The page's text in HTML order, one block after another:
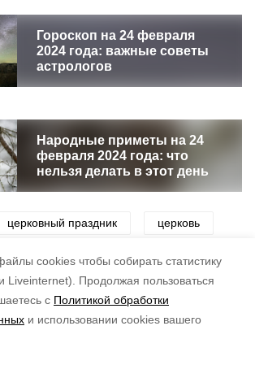
cookies чтобы собирать статистику
Liveinternet).
Продолжая пользоваться
с Политикой обработки
и использовании cookies вашего
Гороскоп на 24 февраля
2024 года: важные советы
астрологов
Народные приметы на 24
февраля 2024 года: что
нельзя делать в этот день
церковный праздник церковь
погода
оценке